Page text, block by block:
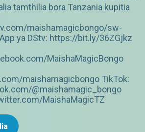
tamthilia bora Tanzania kupitia
maishamagicbongo/sw-
ya DStv: https://bit.ly/36ZGjkz
MaishaMagicBongo
maishamagicbongo TikTok:
@maishamagic_bongo
MaishaMagicTZ